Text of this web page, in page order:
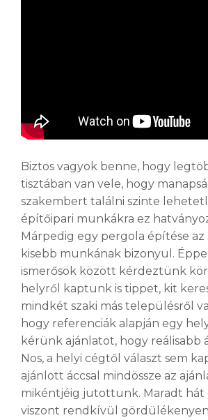
Biztos vagyok benne, hogy
tisztában van vele, hogy
szakembert találni szinte
építőipari munkákra ez
Márpedig egy pergola építése az
kisebb munkának bizonyul.
ismerősök között kérdeztünk
helyről kaptunk is tippet, kit
mindkét szaki más településről
hogy referenciák alapján egy
kérünk ajánlatot, hogy reálisabb
Nos, a helyi cégtől választ sem
ajánlott áccsal mindössze az
mikéntjéig jutottunk. Maradt hát
viszont rendkívül